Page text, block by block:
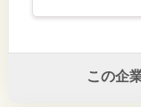
この企